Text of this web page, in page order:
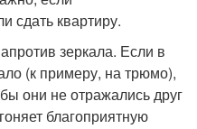
сдать квартиру.
зеркала. Если в
(к примеру, на трюмо),
они не отражались друг
благоприятную